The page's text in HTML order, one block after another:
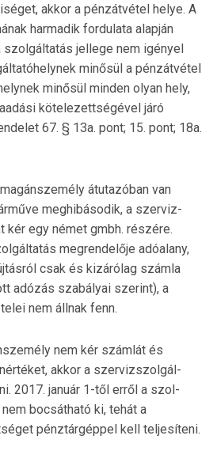
akkor a pénzátvétel helye. A
harmadik fordulata alapján
szolgáltatás jellege nem igényel
minősül a pénzátvétel
minősül minden olyan hely,
kötelezettségével járó
67. § 13a. pont; 15. pont; 18a.
átutazóban van
meghibásodik, a szerviz­
egy német gmbh. részére.
megrendelője adóalany,
csak és kizárólag számla
adózás szabályai szerint), a
nem állnak fenn.
nem kér számlát és
akkor a szervizszol­gál­
2017. január 1-től erről a szol­
bocsátható ki, tehát a
pénztárgéppel kell teljesíteni.